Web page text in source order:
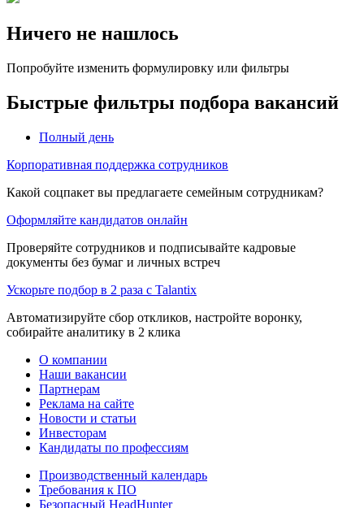
Ничего не нашлось
Попробуйте изменить формулировку или фильтры
Быстрые фильтры подбора вакансий
Полный день
Корпоративная поддержка сотрудников
Какой соцпакет вы предлагаете семейным сотрудникам?
Оформляйте кандидатов онлайн
Проверяйте сотрудников и подписывайте кадровые
документы без бумаг и личных встреч
Ускорьте подбор в 2 раза с Talantix
Автоматизируйте сбор откликов, настройте воронку,
собирайте аналитику в 2 клика
О компании
Наши вакансии
Партнерам
Реклама на сайте
Новости и статьи
Инвесторам
Кандидаты по профессиям
Производственный календарь
Требования к ПО
Безопасный HeadHunter